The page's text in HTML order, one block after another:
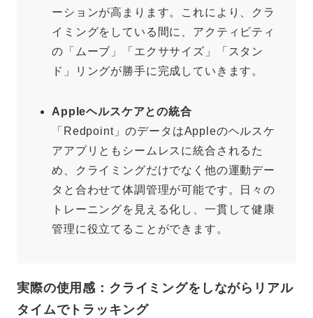
ーションが高まります。これにより、クラ
イミングをしている間に、アクティビティ
の「ムーブ」「エクササイズ」「スタン
ド」リングが勝手に完成していきます。
Appleヘルスケアとの統合
「Redpoint」のデータはAppleのヘルスケ
アアプリともシームレスに統合されるた
め、クライミングだけでなく他の運動デー
タと合わせて体調管理が可能です。日々の
トレーニングを見える化し、一貫して健康
管理に役立てることができます。
実際の使用感：クライミングをしながらリアル
タイムでトラッキング